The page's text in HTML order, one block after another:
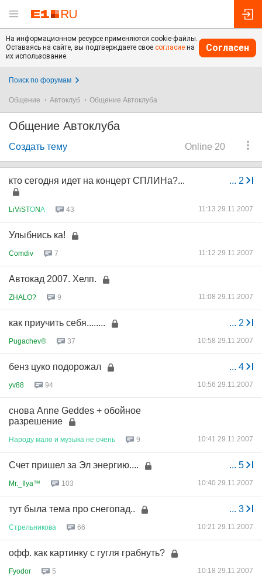
На информационном ресурсе применяются cookie-файлы.
Оставаясь на сайте, вы подтверждаете свое согласие на
их использование.
Согласен
Поиск по форумам
Общение Автоклуб Общение Автоклуба
Общение Автоклуба
Online 20
Создать тему
... 2
кто сегодня идет на концерт СПЛИНа?...
LiViSTОNА 43 11:13 29.11.2007
Улыбнись ка!
Comdiv 7 11:12 29.11.2007
Автокад 2007. Хелп.
ZHALO? 9 11:08 29.11.2007
... 2
как приучить себя........
Pugachev® 37 10:58 29.11.2007
... 4
бенз цуко подорожал
yv88 94 10:56 29.11.2007
снова Anne Geddes + обойное
разрешение
Народу мало и музыка не очень 9 10:41 29.11.2007
... 5
Счет пришел за Эл энергию....
Mr._Ilya™ 103 10:40 29.11.2007
... 3
тут была тема про снегопад..
Стрельникова 66 10:21 29.11.2007
офф. как картинку с гугля грабнуть?
Fyodor 5 10:18 29.11.2007